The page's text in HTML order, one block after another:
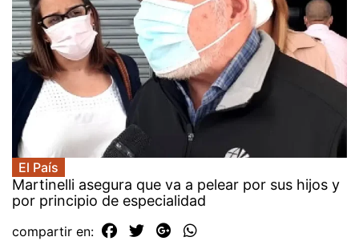
El País
Martinelli asegura que va a pelear por sus hijos y
por principio de especialidad
compartir en: